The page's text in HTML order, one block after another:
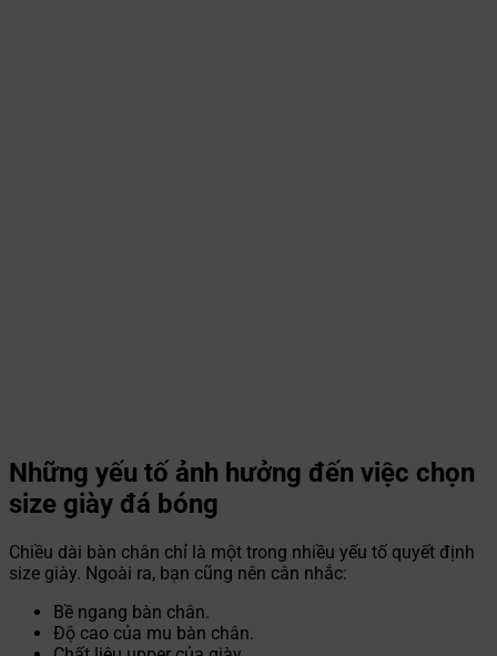
Những yếu tố ảnh hưởng đến việc chọn
size giày đá bóng
Chiều dài bàn chân chỉ là một trong nhiều yếu tố quyết định
size giày. Ngoài ra, bạn cũng nên cân nhắc:
Bề ngang bàn chân.
Độ cao của mu bàn chân.